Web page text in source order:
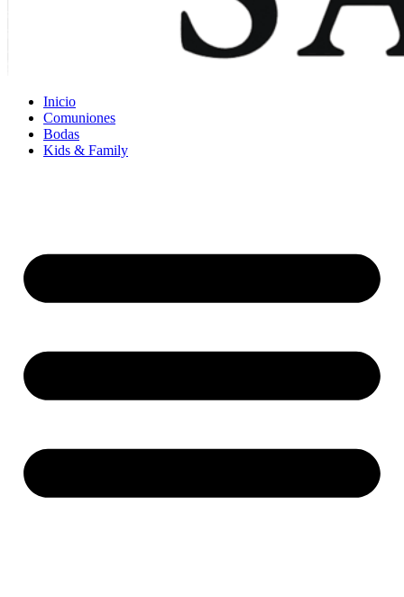
Inicio
Comuniones
Bodas
Kids & Family